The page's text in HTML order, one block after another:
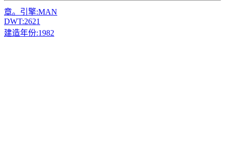
章。引擎:MAN
DWT:2621
建造年份:1982